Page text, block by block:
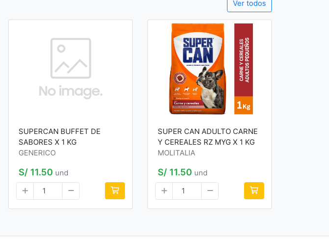
Ver todos
SUPERCAN BUFFET DE
SABORES X 1 KG
GENERICO
S/ 11.50 und
SUPER CAN ADULTO CARNE
Y CEREALES RZ MYG X 1 KG
MOLITALIA
S/ 11.50 und